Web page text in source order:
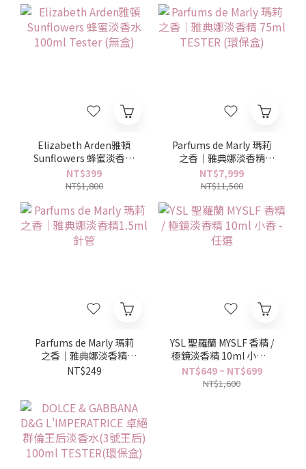
Elizabeth Arden雅頓
Sunflowers 蜂蜜淡香水
100ml Tester (無盒)
NT$399
NT$1,800
Parfums de Marly 瑪莉
之香｜雅典娜淡香精
75ml TESTER (環保盒)
NT$7,999
NT$11,500
Parfums de Marly 瑪莉
之香｜雅典娜淡香精
1.5ml 針管
NT$249
YSL 聖羅蘭 MYSLF 香精 /
極鏡淡香精 10ml 小香 -
任選
NT$649 ~ NT$699
NT$1,600